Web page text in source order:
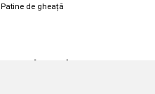
Patine de gheață
Snowboard